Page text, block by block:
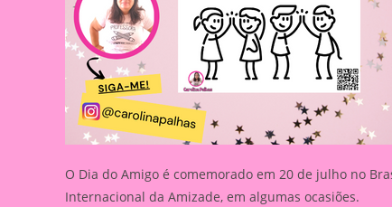
O Dia do Amigo é comemorado em 20 de julho no
Internacional da Amizade, em algumas ocasiões.